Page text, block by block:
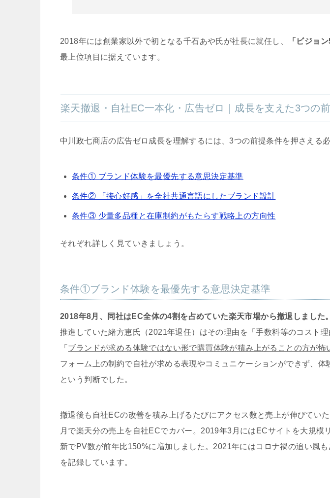
2018年には創業家以外で初となる千石あや氏が社長に就任し、 「ビジョ
最上位項目に据えています。
楽天撤退・自社EC一本化・広告ゼロ｜成長を支えた3つの
中川政七商店の広告ゼロ成長を理解するには、3つの前提条件を押さえる必
条件① ブランド体験を最優先する意思決定基準
条件② 「接心好感」を全社共通言語にしたブランド設計
条件③ 少量多品種と在庫制約がもたらす戦略上の方向性
それぞれ詳しく見ていきましょう。
条件①ブランド体験を最優先する意思決定基準
2018年8月、同社はEC全体の4割を占めていた楽天市場から撤退しました。
推進していた緒方恵氏（2021年退任）はその理由を「手数料等のコスト理
「 ブランドが求める体験ではない形で購買体験が積み上がることの方が怖
フォーム上の制約で自社が求める表現やコミュニケーションができず、体
という判断でした。
撤退後も自社ECの改善を積み上げるたびにアクセス数と売上が伸びてい
月で楽天分の売上を自社ECでカバー。2019年3月にはECサイトを大規模
新でPV数が前年比150%に増加しました。2021年にはコロナ禍の追い風
を記録しています。